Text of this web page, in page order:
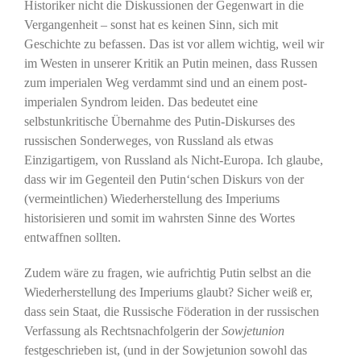
Historiker nicht die Diskussionen der Gegenwart in die
Vergangenheit – sonst hat es keinen Sinn, sich mit
Geschichte zu befassen. Das ist vor allem wichtig, weil wir
im Westen in unserer Kritik an Putin meinen, dass Russen
zum imperialen Weg verdammt sind und an einem post-
imperialen Syndrom leiden. Das bedeutet eine
selbstunkritische Übernahme des Putin-Diskurses des
russischen Sonderweges, von Russland als etwas
Einzigartigem, von Russland als Nicht-Europa. Ich glaube,
dass wir im Gegenteil den Putin‘schen Diskurs von der
(vermeintlichen) Wiederherstellung des Imperiums
historisieren und somit im wahrsten Sinne des Wortes
entwaffnen sollten.
Zudem wäre zu fragen, wie aufrichtig Putin selbst an die
Wiederherstellung des Imperiums glaubt? Sicher weiß er,
dass sein Staat, die Russische Föderation in der russischen
Verfassung als Rechtsnachfolgerin derSowjetunion
festgeschrieben ist, (und in der Sowjetunion sowohl das